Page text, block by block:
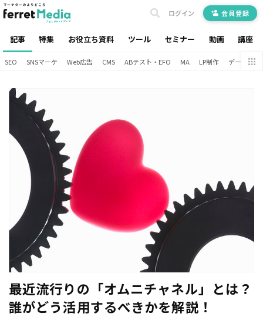
記事 特集 お役立ち資料 ツール セミナー 動画 講座
ログイン 会員登録
SEO SNSマーケ Web広告 CMS ABテスト・EFO MA LP制作 データ分析
最近流行りの「オムニチャネル」とは？
誰がどう活用するべきかを解説！